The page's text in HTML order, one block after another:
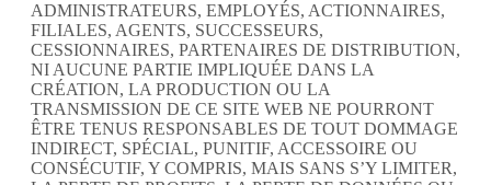
ADMINISTRATEURS, EMPLOYÉS, ACTIONNAIRES,
FILIALES, AGENTS, SUCCESSEURS,
CESSIONNAIRES, PARTENAIRES DE DISTRIBUTION,
NI AUCUNE PARTIE IMPLIQUÉE DANS LA
CRÉATION, LA PRODUCTION OU LA
TRANSMISSION DE CE SITE WEB NE POURRONT
ÊTRE TENUS RESPONSABLES DE TOUT DOMMAGE
INDIRECT, SPÉCIAL, PUNITIF, ACCESSOIRE OU
CONSÉCUTIF, Y COMPRIS, MAIS SANS S’Y LIMITER,